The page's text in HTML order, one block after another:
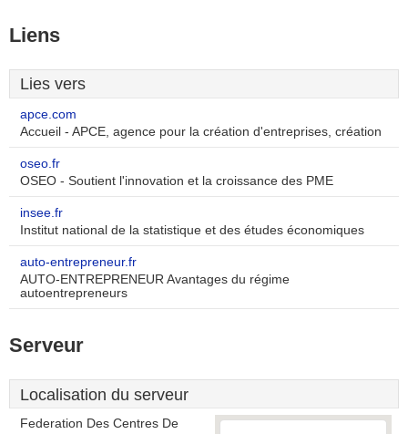
Liens
Lies vers
apce.com
Accueil - APCE, agence pour la création d'entreprises, création
oseo.fr
OSEO - Soutient l'innovation et la croissance des PME
insee.fr
Institut national de la statistique et des études économiques
auto-entrepreneur.fr
AUTO-ENTREPRENEUR Avantages du régime
autoentrepreneurs
Serveur
Localisation du serveur
Federation Des Centres De